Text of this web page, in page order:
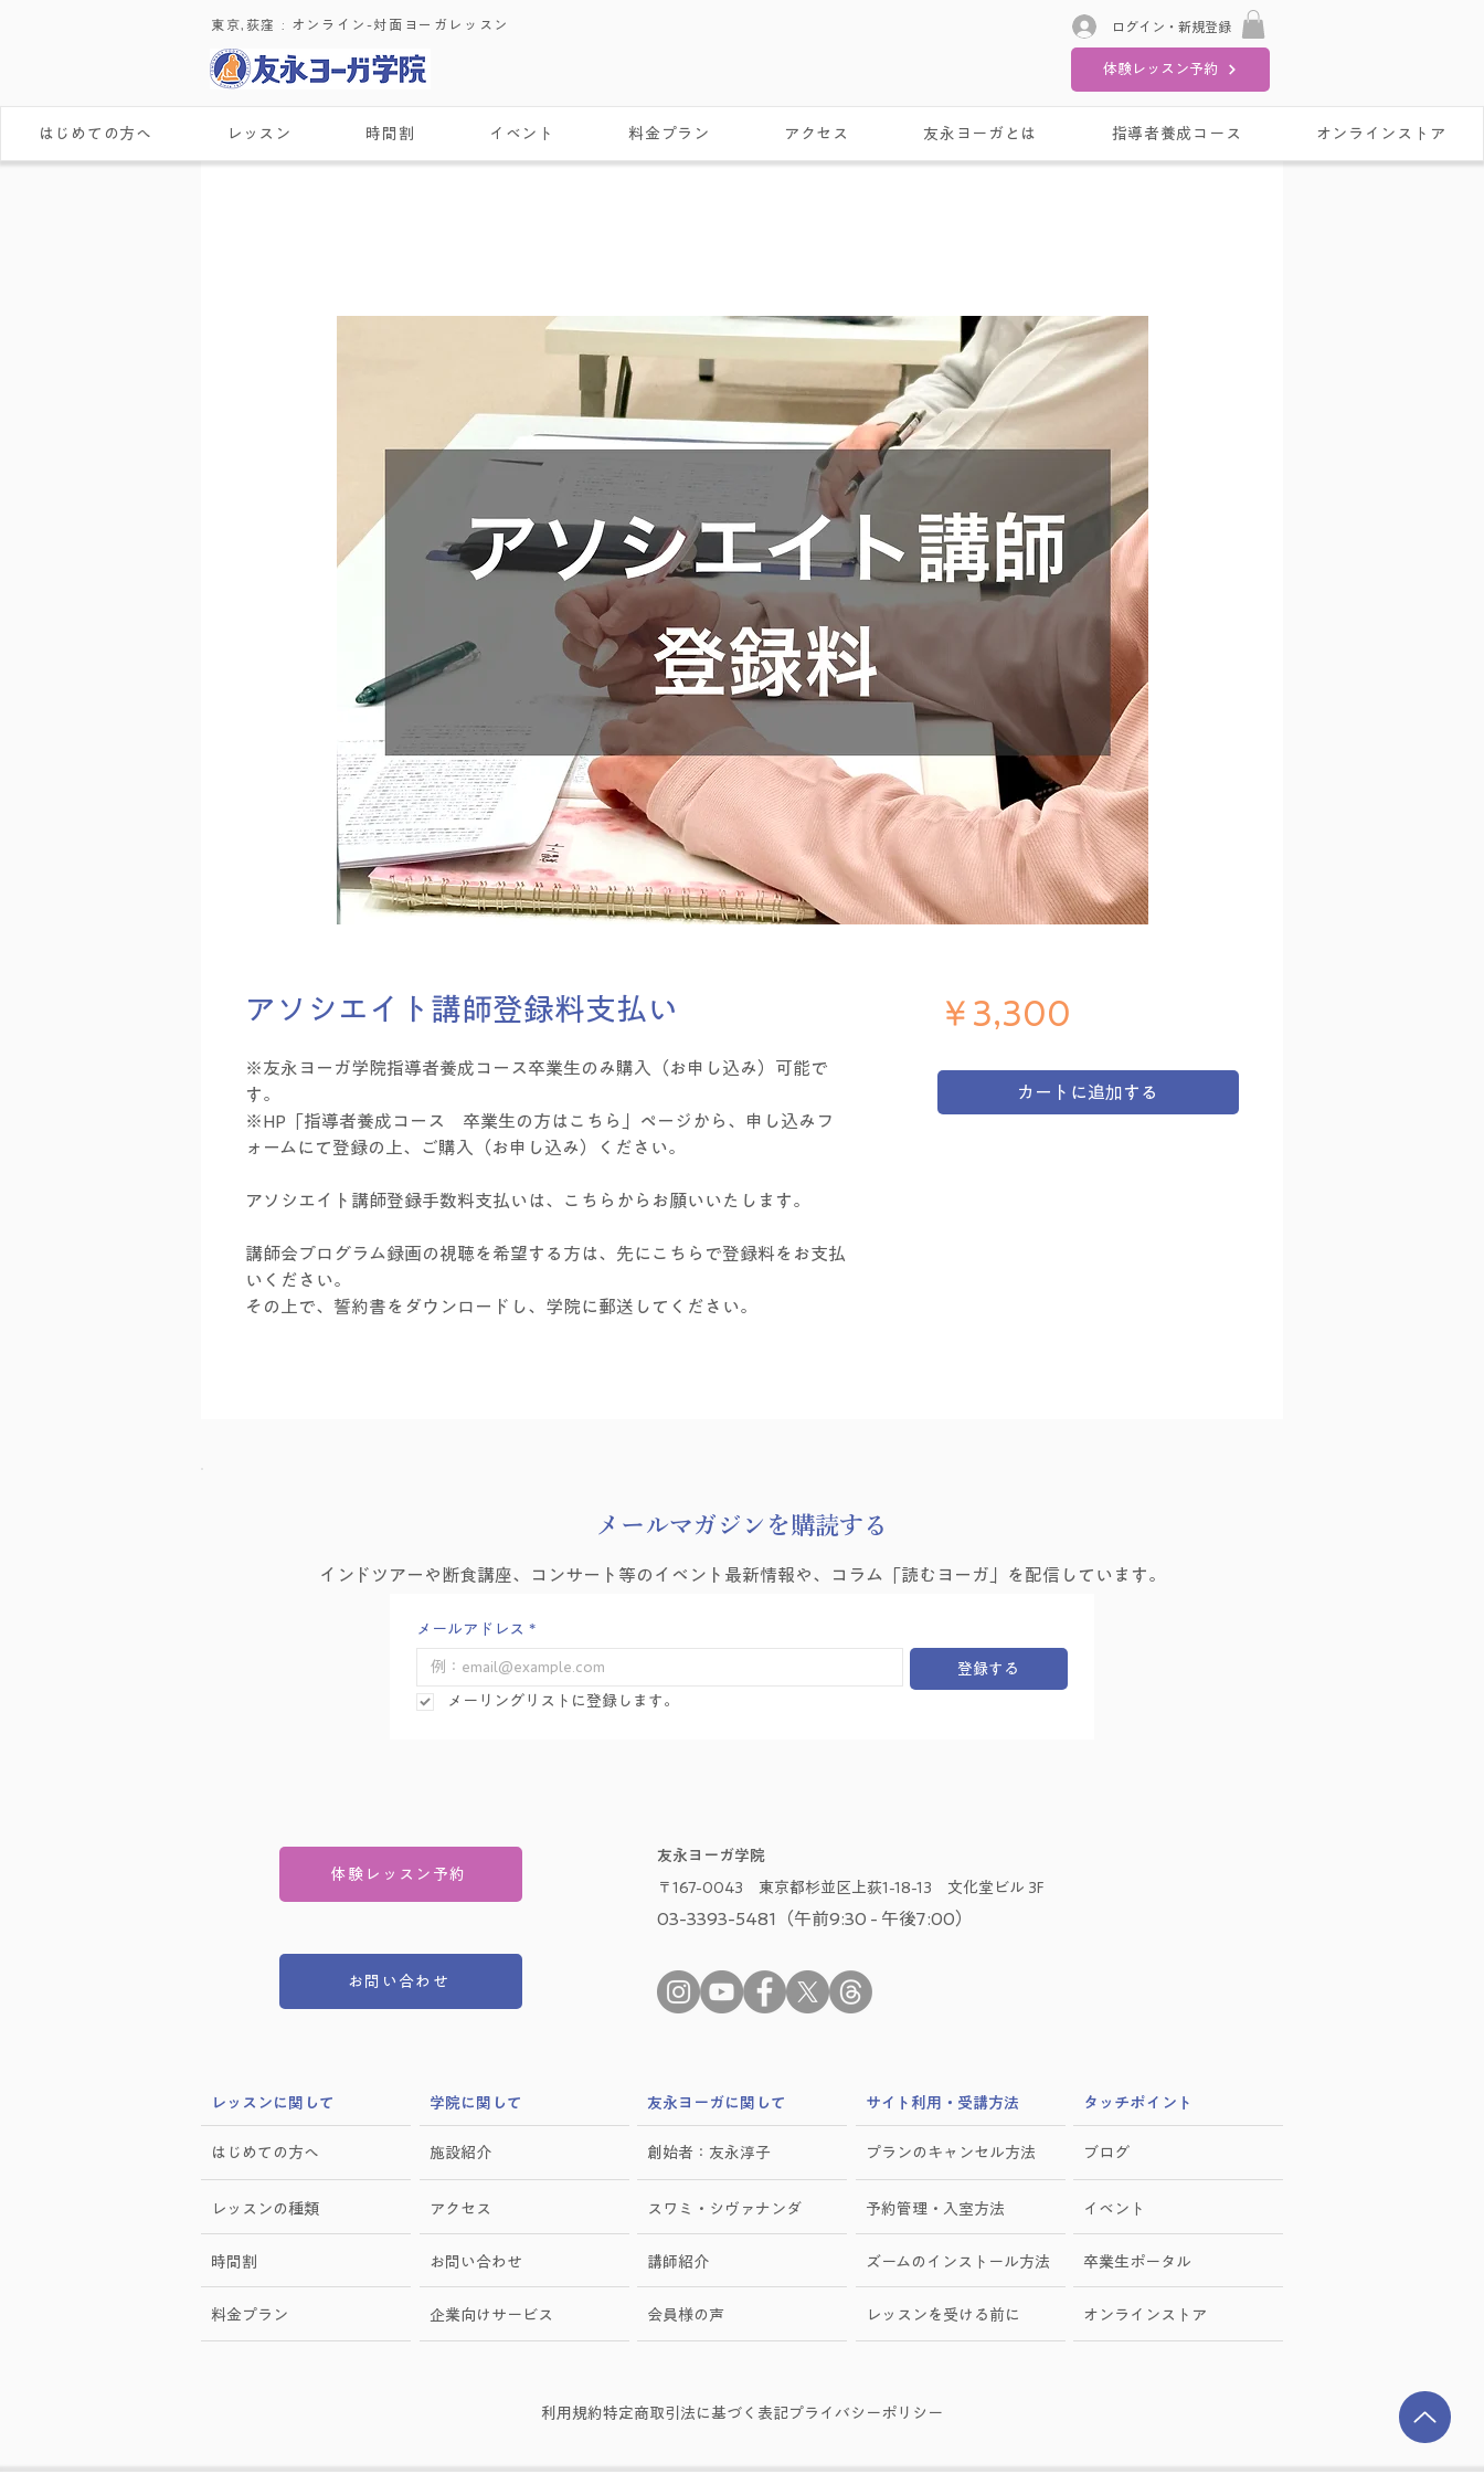
東京,荻窪 : ​オンライン-対面ヨーガレッスン ログイン・新規登録
体験レッスン予約
はじめての方へ レッスン 時間割 イベント 料金プラン アクセス 友永ヨーガとは 指導者養成コース オンラインストア
アソシエイト講師登録料支払い
※友永ヨーガ学院指導者養成コース卒業生のみ購入（お申し込み）可能で
す。
※HP「指導者養成コース 卒業生の方はこちら」ページから、申し込みフ
ォームにて登録の上、ご購入（お申し込み）ください。
アソシエイト講師登録手数料支払いは、こちらからお願いいたします。
講師会プログラム録画の視聴を希望する方は、先にこちらで登録料をお支払
いください。
その上で、誓約書をダウンロードし、学院に郵送してください。
￥3,300
カートに追加する
​メールマガジンを購読する
インドツアーや断食講座、コンサート等のイベント最新情報や、コラム「読むヨーガ」を配信しています。
メールアドレス *
登録する
メーリングリストに登録します。
体験レッスン予約
お問い合わせ
友永ヨーガ学院
〒167-0043 東京都杉並区上荻1-18-13 文化堂ビル 3F
03-3393-5481（午前9:30 - 午後7:00）
​レッスンに関して
はじめての方へ
レッスンの種類
時間割
料金プラン
学院に関して
施設紹介
アクセス
お問い合わせ
​企業向けサービス
​友永ヨーガに関して
創始者：友永淳子
スワミ・シヴァナンダ
講師紹介
会員様の声
サイト利用・受講方法
プランのキャンセル方法
予約管理・入室方法
ズームのインストール方法
レッスンを受ける前に
​タッチポイント
ブログ
イベント
卒業生ポータル
オンラインストア
利用規約特定商取引法に基づく表記プライバシーポリシー